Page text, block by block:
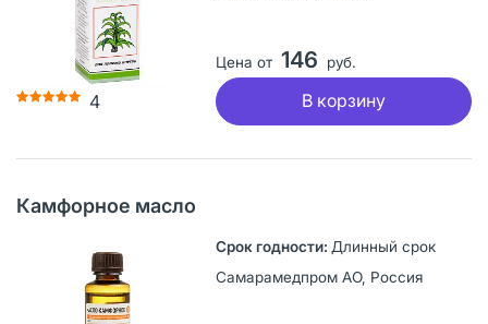
4
Цена от 146 руб.
В корзину
Камфорное масло
Длинный срок
Самарамедпром АО, Россия